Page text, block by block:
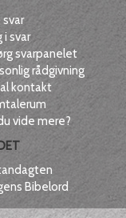
svar
i svar
svarpanelet
rådgivning
kontakt
vide mere?
Bibelord